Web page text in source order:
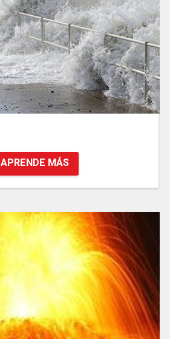
APRENDE MÁS